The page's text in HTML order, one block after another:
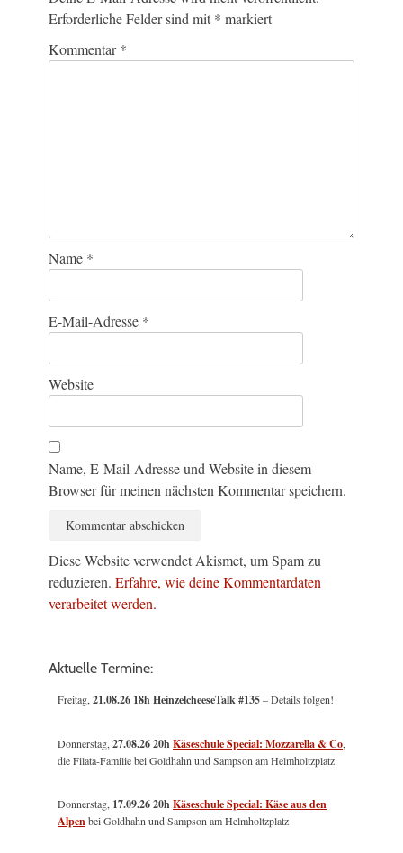
Erforderliche Felder sind mit * markiert
Kommentar*
Name *
E-Mail-Adresse *
Website
Name, E-Mail-Adresse und Website in diesem
Browser für meinen nächsten Kommentar speichern.
Diese Website verwendet Akismet, um Spam zu
reduzieren. Erfahre, wie deine Kommentardaten
verarbeitet werden.
Aktuelle Termine:
Freitag,21.08.26 18h HeinzelcheeseTalk #135– Details folgen!
Donnerstag,27.08.26 20hKäseschule Special: Mozzarella & Co,
die Filata-Familie bei Goldhahn und Sampson am Helmholtzplatz
Donnerstag, 17.09.26 20hKäseschule Special: Käse aus den
Alpenbei Goldhahn und Sampson am Helmholtzplatz